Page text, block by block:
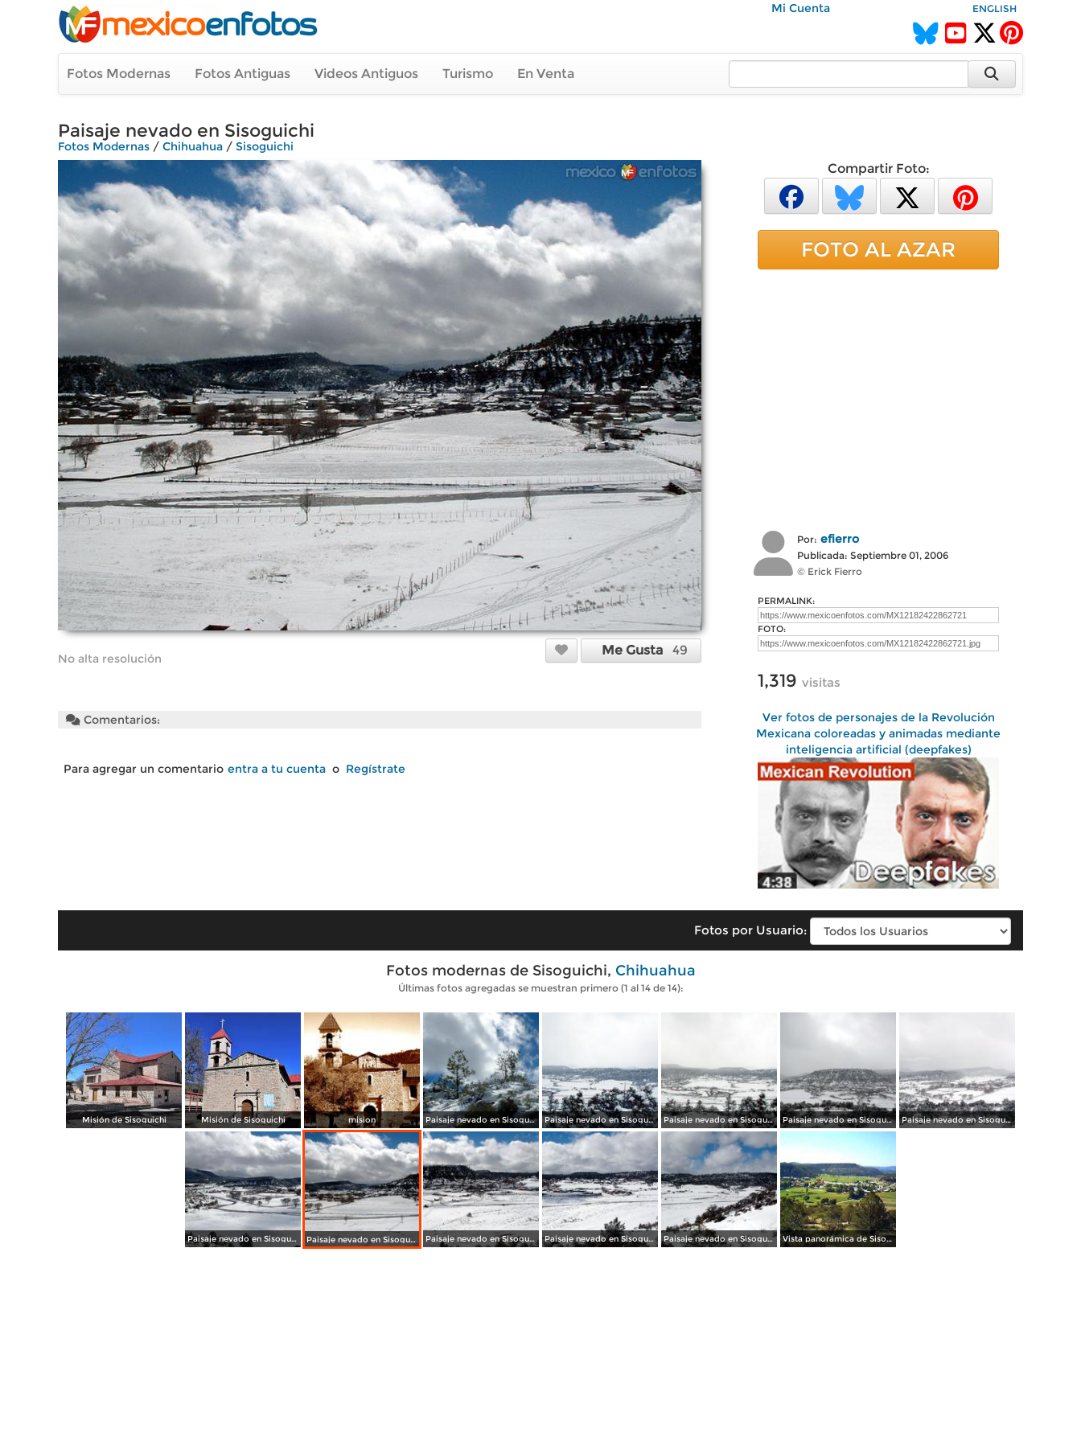
Mi Cuenta ENGLISH
Fotos Modernas Fotos Antiguas Videos Antiguos Turismo En Venta
Paisaje nevado en Sisoguichi
Fotos Modernas / Chihuahua / Sisoguichi
No alta resolución
Me Gusta 49
Comentarios:
Para agregar un comentario entra a tu cuenta o Regístrate
Compartir Foto:
FOTO AL AZAR
Por: efierro
Publicada: Septiembre 01, 2006
© Erick Fierro
PERMALINK:
FOTO:
1,319 visitas
Ver fotos de personajes de la Revolución
Mexicana coloreadas y animadas mediante
inteligencia artificial (deepfakes)
Fotos por Usuario:
Fotos modernas de Sisoguichi, Chihuahua
Últimas fotos agregadas se muestran primero (1 al 14 de 14):
Misión de Sisoguichi Misión de Sisoguichi mision Paisaje nevado en Sisoguichi Paisaje nevado en Sisoguichi Paisaje nevado en Sisoguichi Paisaje nevado en Sisoguichi Paisaje nevado en Sisoguichi
Paisaje nevado en Sisoguichi Paisaje nevado en Sisoguichi Paisaje nevado en Sisoguichi Paisaje nevado en Sisoguichi Paisaje nevado en Sisoguichi Vista panorámica de Sisoguichi